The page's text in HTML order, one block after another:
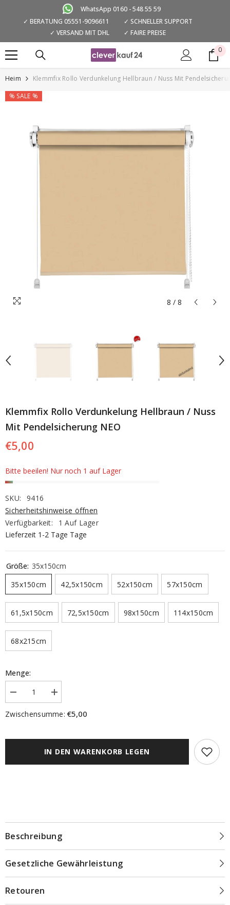
WhatsApp 0160 - 548 55 59
✓ BERATUNG 05551-9096611
✓ SCHNELLER SUPPORT
✓ VERSAND MIT DHL
✓ FAIRE PREISE
00
Heim
Klemmfix Rollo Verdunkelung Hellbraun / Nuss Mit
% SALE %
8 / 8
Klemmfix Rollo Verdunkelung Hellbraun / Nuss
Mit Pendelsicherung NEO
€5,00
Bitte beeilen! Nur noch 1 auf Lager
SKU:
9416
Sicherheitshinweise öffnen
Verfügbarkeit:
1 Auf Lager
Lieferzeit 1-2 Tage Tage
Größe: 35x150cm
35x150cm
42,5x150cm 52x150cm 57x150cm
61,5x150cm 72,5x150cm 98x150cm 114x150cm
68x215cm
Menge:
verringern
für
Klemmfix
mit
Menge
erhöhen
für
Klemmfix
mit
Zwischensumme:€5,00
IN DEN WARENKORB LEGEN
Beschreibung
Gesetzliche Gewährleistung
Retouren